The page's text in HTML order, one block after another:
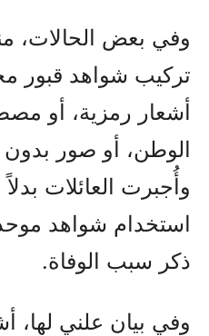
وفي بعض الحالات،
تركيب شواهد قبور
أشعار رمزية، أو
الوطن، أو صور بدون
وأُجبرت العائلات
استخدام شواهد
ذكر سبب الوفاة.
وفي بيان علني لها،